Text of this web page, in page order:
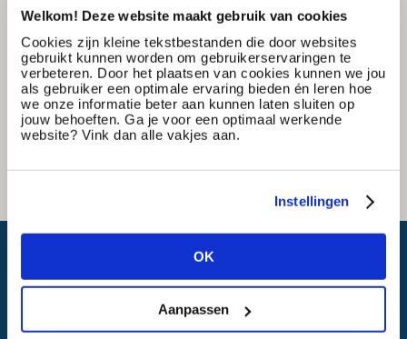
Welkom! Deze website maakt gebruik van cookies
Cookies zijn kleine tekstbestanden die door websites
gebruikt kunnen worden om gebruikerservaringen te
verbeteren. Door het plaatsen van cookies kunnen we jou
als gebruiker een optimale ervaring bieden én leren hoe
we onze informatie beter aan kunnen laten sluiten op
jouw behoeften. Ga je voor een optimaal werkende
website? Vink dan alle vakjes aan.
Instellingen
OK
Aanpassen